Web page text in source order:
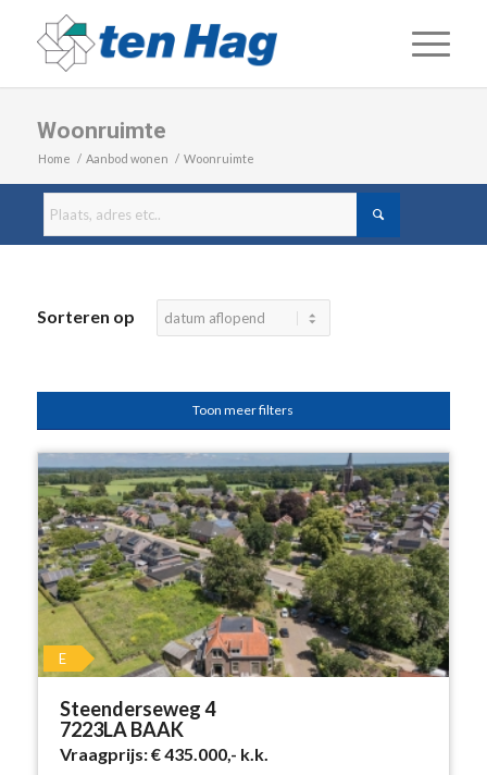
Woonruimte
Home / Aanbod wonen / Woonruimte
Sorteren op
Toon meer filters
E
Steenderseweg 4
7223LA BAAK
Vraagprijs:€ 435.000,- k.k.